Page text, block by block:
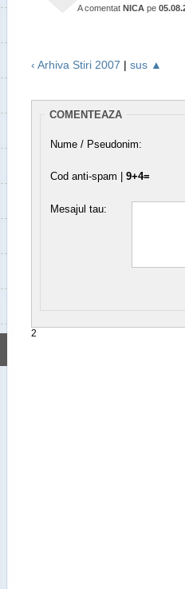
A comentat NICA pe
‹ Arhiva Stiri 2007 | sus ▲
COMENTEAZA
Nume / Pseudonim:
Cod anti-spam | 9+4=
Mesajul tau:
2